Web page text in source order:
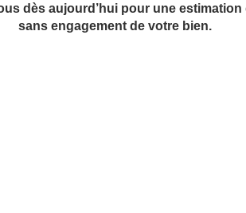
dès aujourd’hui pour une estimation
sans engagement de votre bien.